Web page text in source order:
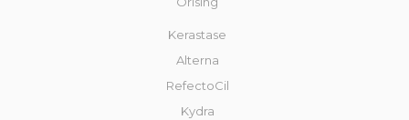
Kerastase
Alterna
RefectoCil
Kydra